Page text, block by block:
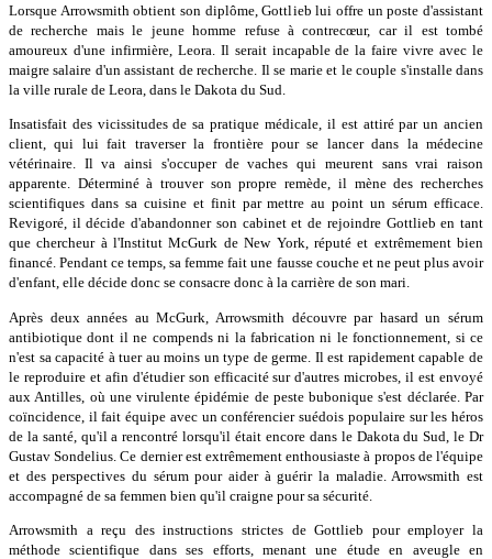
Lorsque Arrowsmith obtient son diplôme, Gottlieb lui offre un poste d'assistant
de recherche mais le jeune homme refuse à contrecœur, car il est tombé
amoureux d'une infirmière, Leora. Il serait incapable de la faire vivre avec le
maigre salaire d'un assistant de recherche. Il se marie et le couple s'installe dans
la ville rurale de Leora, dans le Dakota du Sud.
Insatisfait des vicissitudes de sa pratique médicale, il est attiré par un ancien
client, qui lui fait traverser la frontière pour se lancer dans la médecine
vétérinaire. Il va ainsi s'occuper de vaches qui meurent sans vrai raison
apparente. Déterminé à trouver son propre remède, il mène des recherches
scientifiques dans sa cuisine et finit par mettre au point un sérum efficace.
Revigoré, il décide d'abandonner son cabinet et de rejoindre Gottlieb en tant
que chercheur à l'Institut McGurk de New York, réputé et extrêmement bien
financé. Pendant ce temps, sa femme fait une fausse couche et ne peut plus avoir
d'enfant, elle décide donc se consacre donc à la carrière de son mari.
Après deux années au McGurk, Arrowsmith découvre par hasard un sérum
antibiotique dont il ne compends ni la fabrication ni le fonctionnement, si ce
n'est sa capacité à tuer au moins un type de germe. Il est rapidement capable de
le reproduire et afin d'étudier son efficacité sur d'autres microbes, il est envoyé
aux Antilles, où une virulente épidémie de peste bubonique s'est déclarée. Par
coïncidence, il fait équipe avec un conférencier suédois populaire sur les héros
de la santé, qu'il a rencontré lorsqu'il était encore dans le Dakota du Sud, le Dr
Gustav Sondelius. Ce dernier est extrêmement enthousiaste à propos de l'équipe
et des perspectives du sérum pour aider à guérir la maladie. Arrowsmith est
accompagné de sa femmen bien qu'il craigne pour sa sécurité.
Arrowsmith a reçu des instructions strictes de Gottlieb pour employer la
méthode scientifique dans ses efforts, menant une étude en aveugle en